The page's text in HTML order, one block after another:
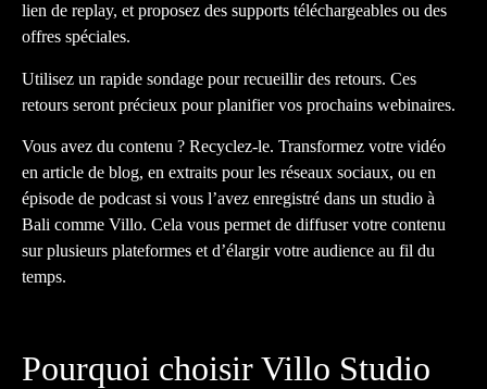
lien de replay, et proposez des supports téléchargeables ou des
offres spéciales.
Utilisez un rapide sondage pour recueillir des retours. Ces
retours seront précieux pour planifier vos prochains webinaires.
Vous avez du contenu ? Recyclez-le. Transformez votre vidéo
en article de blog, en extraits pour les réseaux sociaux, ou en
épisode de podcast si vous l’avez enregistré dans un studio à
Bali comme Villo. Cela vous permet de diffuser votre contenu
sur plusieurs plateformes et d’élargir votre audience au fil du
temps.
Pourquoi choisir Villo Studio